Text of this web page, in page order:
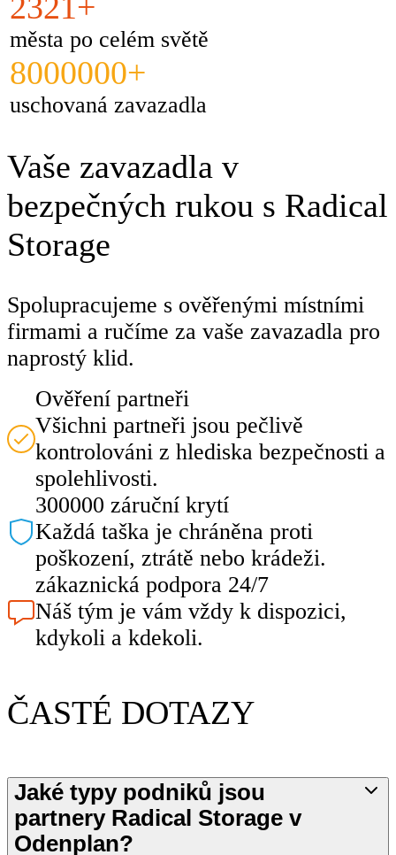
města po celém světě
8000000+
uschovaná zavazadla
Vaše zavazadla v
bezpečných rukou s Radical
Storage
Spolupracujeme s ověřenými místními
firmami a ručíme za vaše zavazadla pro
naprostý klid.
Ověření partneři
Všichni partneři jsou pečlivě
kontrolováni z hlediska bezpečnosti a
spolehlivosti.
300000 záruční krytí
Každá taška je chráněna proti
poškození, ztrátě nebo krádeži.
zákaznická podpora 24/7
Náš tým je vám vždy k dispozici,
kdykoli a kdekoli.
ČASTÉ DOTAZY
Jaké typy podniků jsou
partnery Radical Storage v
Odenplan?